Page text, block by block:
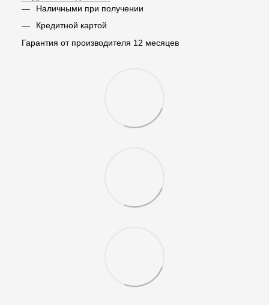
Наличными при получении
Кредитной картой
Гарантия от производителя 12 месяцев